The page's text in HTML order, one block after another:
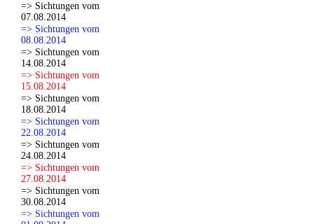
=> Sichtungen vom
07.08.2014
=> Sichtungen vom
08.08.2014
=> Sichtungen vom
14.08.2014
=> Sichtungen vom
15.08.2014
=> Sichtungen vom
18.08.2014
=> Sichtungen vom
22.08.2014
=> Sichtungen vom
24.08.2014
=> Sichtungen vom
27.08.2014
=> Sichtungen vom
30.08.2014
=> Sichtungen vom